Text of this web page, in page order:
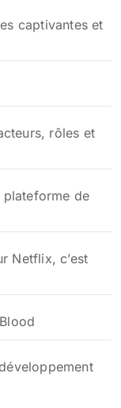
captivantes et
rôles et
plateforme de
Netflix, c’est